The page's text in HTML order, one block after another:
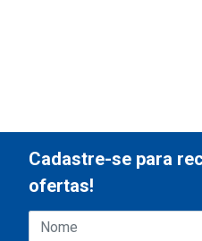
Cadastre-se para
ofertas!